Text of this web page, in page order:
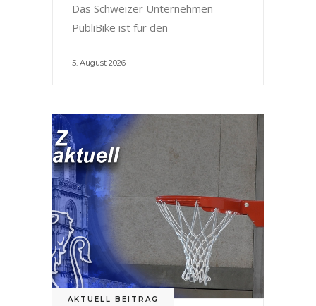
Das Schweizer Unternehmen
PubliBike ist für den
5. August 2026
AKTUELL BEITRAG